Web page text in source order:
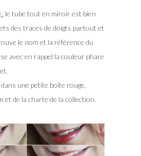
:le tube tout en miroir est bien
des traces de doigts partout et
le nom et la référence du
avec en rappel la couleur phare
une petite boite rouge,
et de la charte de la collection.